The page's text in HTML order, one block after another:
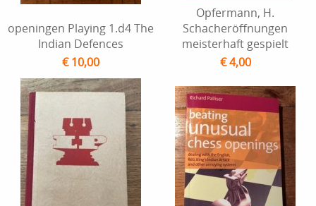
openingen Playing 1.d4 The
Indian Defences
€ 10,00
Opfermann, H.
Schacheröffnungen
meisterhaft gespielt
€ 4,00